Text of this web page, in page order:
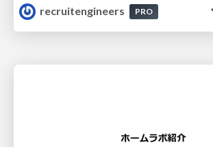
recruitengineers
PRO